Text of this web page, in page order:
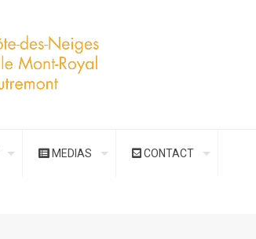
MEDIAS CONTACT